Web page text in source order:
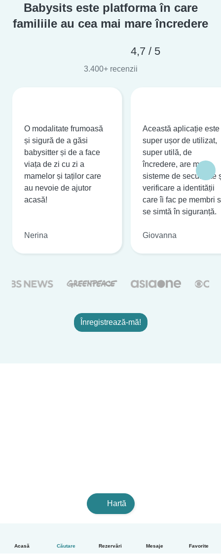
Acasă Căutare Rezervări Mesaje Favorite
Babysits este platforma în care
familiile au cea mai mare încredere
4,7 / 5
3.400+ recenzii
O modalitate frumoasă
și sigură de a găsi
babysitter și de a face
viața de zi cu zi a
mamelor și taților care
au nevoie de ajutor
acasă!
Nerina
Această aplicație este
super ușor de utilizat,
super utilă, de
încredere, are multe
sisteme de securitate
verificare a identității
care îi fac pe membri
se simtă în siguranță.
Giovanna
Înregistrează-mă!
Hartă